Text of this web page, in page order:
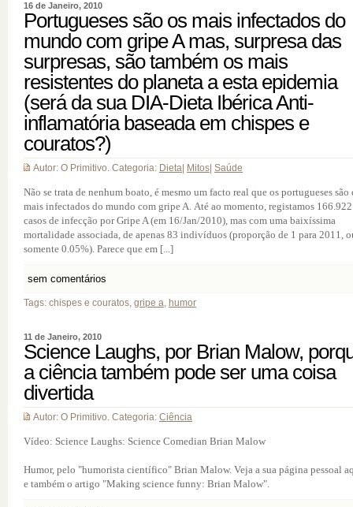
16 de Janeiro, 2010
Portugueses são os mais infectados do
mundo com gripe A mas, surpresa das
surpresas, são também os mais
resistentes do planeta a esta epidemia
(será da sua DIA-Dieta Ibérica Anti-
inflamatória baseada em chispes e
couratos?)
Autor: O Primitivo. Categoria: Dieta Mitos Saúde
Não se trata de nenhum boato, é mesmo um facto real que os portugueses são
mais infectados do mundo com gripe A. Até ao momento, registamos 166.922
casos de infecção por Gripe A (em 16/Jan/2010), mas com uma baixíssima
mortalidade associada, de apenas 83 indivíduos (proporção de 1 para 2011,
somente 0.05%). Parece que em [...]
sem comentários
Tags: chispes e couratos, gripe a, humor
11 de Janeiro, 2010
Science Laughs, por Brian Malow,
a ciência também pode ser uma coisa
divertida
Autor: O Primitivo. Categoria: Ciência
Vídeo: Science Laughs: Science Comedian Brian Malow
Humor, pelo "humorista científico" Brian Malow. Veja a sua página pessoal
e também o artigo "Making science funny: Brian Malow".